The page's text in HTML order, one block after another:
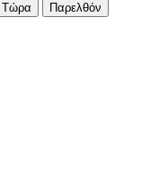
Τώρα Παρελθόν